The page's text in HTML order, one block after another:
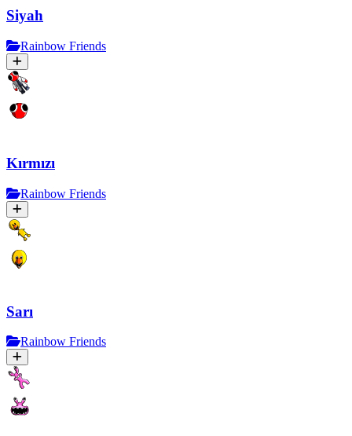
Siyah
Rainbow Friends
Kırmızı
Rainbow Friends
Sarı
Rainbow Friends